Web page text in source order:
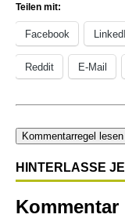
Teilen mit:
Facebook
Reddit E-Mail
Kommentarregel lesen
HINTERLASSE